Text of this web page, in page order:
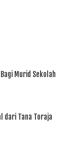
Murid Sekolah
dari Tana Toraja